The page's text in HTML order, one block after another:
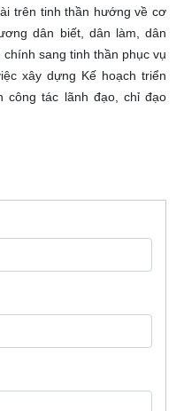
trên tinh thần hướng về cơ
dân biết, dân làm, dân
sang tinh thần phục vụ
xây dựng Kế hoạch triển
công tác lãnh đạo, chỉ đạo